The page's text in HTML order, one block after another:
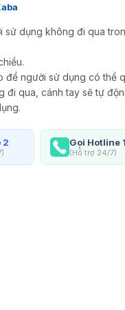
dụng không đi qua
để người sử dụng có thể
đi qua, cánh tay sẽ tự
2 Gọi Hotline 1
(Hỗ trợ 24/7)